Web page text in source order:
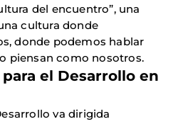
del encuentro”, una
cultura donde
donde podemos hablar
piensan como nosotros.
el Desarrollo en
va dirigida